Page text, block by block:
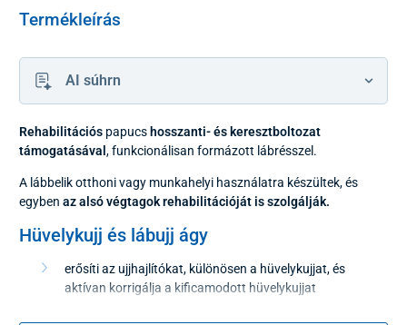
Termékleírás
AI súhrn
Rehabilitációs papucshosszanti- és keresztboltozat
támogatásával, funkcionálisan formázott lábrésszel.
A lábbelik otthoni vagy munkahelyi használatra készültek, és
egyben az alsó végtagok rehabilitációját is szolgálják.
Hüvelykujj és lábujj ágy
erősíti az ujjhajlítókat, különösen a hüvelykujjat, és
aktívan korrigálja a kificamodott hüvelykujjat